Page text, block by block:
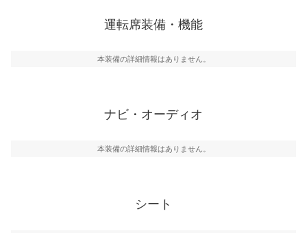
運転席装備・機能
本装備の詳細情報はありません。
ナビ・オーディオ
本装備の詳細情報はありません。
シート